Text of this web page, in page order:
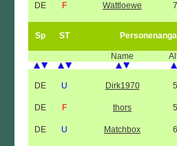
DE F Wattloewe
Sp ST
Name
DE U Dirk1970
DE F thors
DE U Matchbox